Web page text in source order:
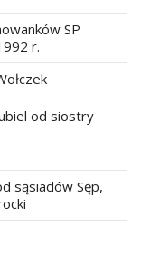
SP
r.
od siostry
sąsiadów Sęp,